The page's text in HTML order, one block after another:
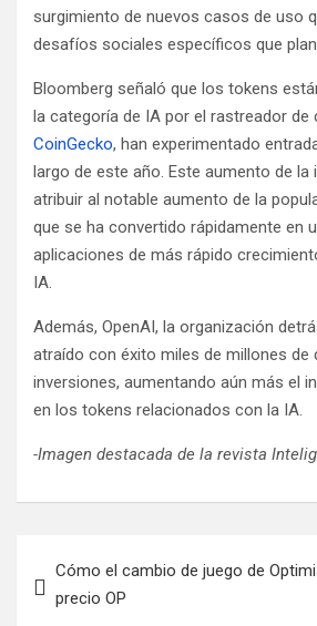
surgimiento de nuevos casos de uso
desafíos sociales específicos que
Bloomberg señaló que los tokens
la categoría de IA por el rastreador
CoinGecko, han experimentado
largo de este año. Este aumento de la
atribuir al notable aumento de la
que se ha convertido rápidamente en
aplicaciones de más rápido
IA.
Además, OpenAI, la organización
atraído con éxito miles de millones de
inversiones, aumentando aún más el
en los tokens relacionados con la IA.
-Imagen destacada de la revista
Cómo el cambio de juego de
precio OP